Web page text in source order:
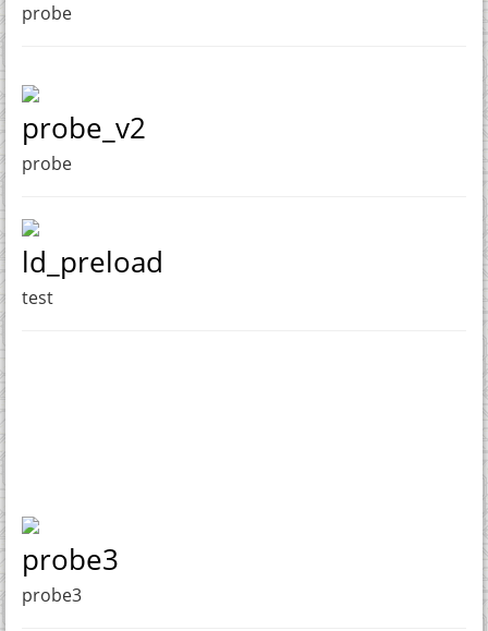
probe
probe_v2
probe
ld_preload
test
probe3
probe3